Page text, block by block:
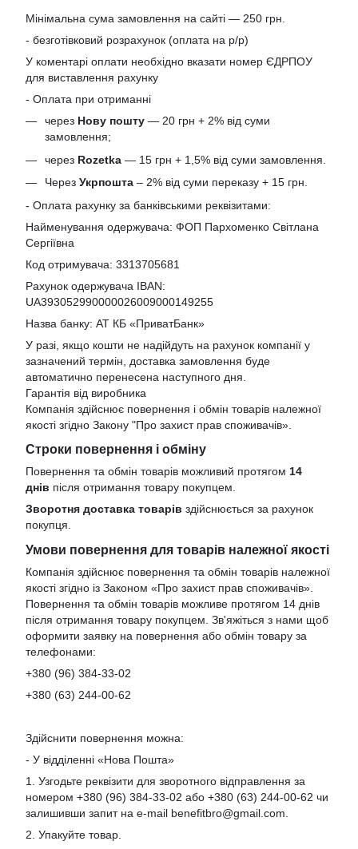
Мінімальна сума замовлення на сайті — 250 грн.
- безготівковий розрахунок (оплата на р/р)
У коментарі оплати необхідно вказати номер ЄДРПОУ
для виставлення рахунку
- Оплата при отриманні
через Нову пошту — 20 грн + 2% від суми
замовлення;
через Rozetka — 15 грн + 1,5% від суми замовлення.
Через Укрпошта – 2% від суми переказу + 15 грн.
- Оплата рахунку за банківськими реквізитами:
Найменування одержувача: ФОП Пархоменко Світлана
Сергіївна
Код отримувача: 3313705681
Рахунок одержувача IBAN:
UA393052990000026009000149255
Назва банку: АТ КБ «ПриватБанк»
У разі, якщо кошти не надійдуть на рахунок компанії у
зазначений термін, доставка замовлення буде
автоматично перенесена наступного дня.
Гарантія від виробника
Компанія здійснює повернення і обмін товарів належної
якості згідно Закону "Про захист прав споживачів»
Строки повернення і обміну
Повернення та обмін товарів можливий протягом 14
днів після отримання товару покупцем.
Зворотня доставка товарів здійснюється за рахунок
покупця.
Умови повернення для товарів належної якості
Компанія здійснює повернення та обмін товарів належної
якості згідно із Законом «Про захист прав споживачів».
Повернення та обмін товарів можливе протягом 14 днів
після отримання товару покупцем. Зв'яжіться з нами щоб
оформити заявку на повернення або обмін товару за
телефонами:
+380 (96) 384-33-02
+380 (63) 244-00-62
Здійснити повернення можна:
- У відділенні «Нова Пошта»
1. Узгодьте реквізити для зворотного відправлення за
номером +380 (96) 384-33-02 або +380 (63) 244-00-62 чи
залишивши запит на e-mail benefitbro@gmail.com
2. Упакуйте товар.